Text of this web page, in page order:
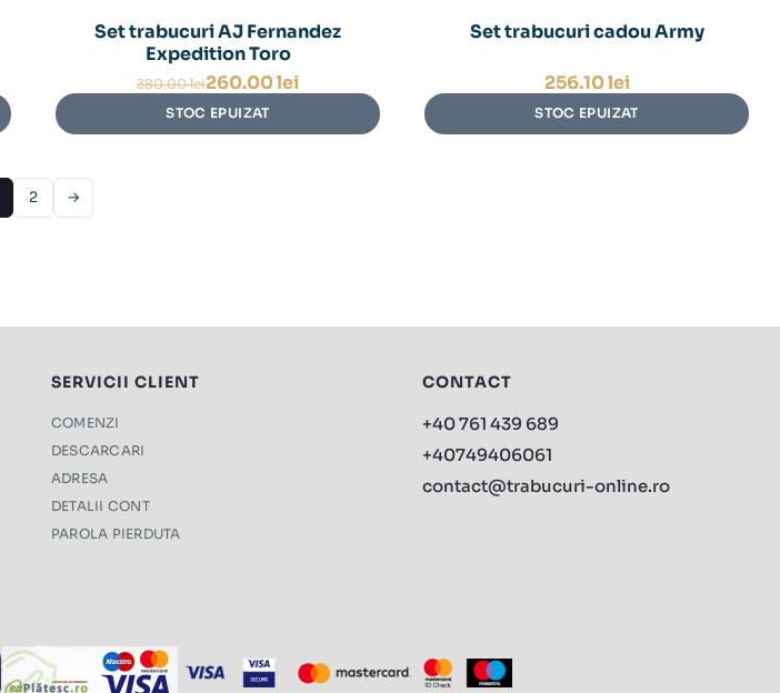
Set trabucuri AJ Fernandez
Expedition Toro
380.00lei
Prețul
inițial
a
260.00lei
Prețul
curent
este:
STOC EPUIZAT
Set trabucuri cadou Army
256.10lei
STOC EPUIZAT
2 →
SERVICII CLIENT
COMENZI
DESCARCARI
ADRESA
DETALII CONT
PAROLA PIERDUTA
CONTACT
+40 761 439 689
+40749406061
contact@trabucuri-online.ro